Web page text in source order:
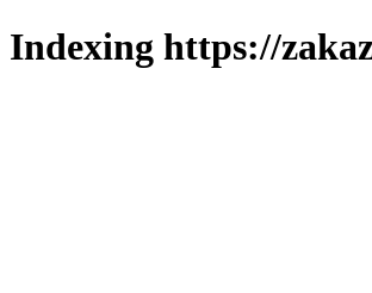
Indexing https://